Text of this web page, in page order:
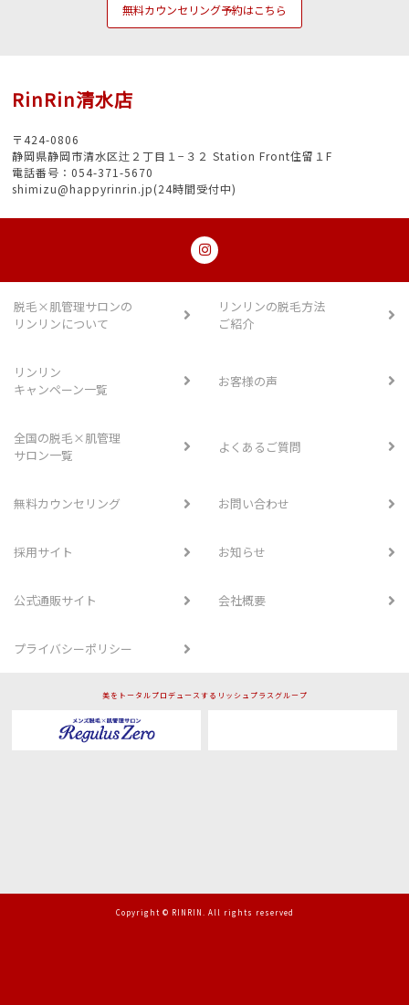
無料カウンセリング予約はこちら
RinRin清水店
〒424-0806
静岡県静岡市清水区辻２丁目１−３２ Station Front住留１F
電話番号：054-371-5670
shimizu@happyrinrin.jp(24時間受付中)
脱毛×肌管理サロンの
リンリンについて
リンリンの脱毛方法
ご紹介
リンリン
キャンペーン一覧
お客様の声
全国の脱毛×肌管理
サロン一覧
よくあるご質問
無料カウンセリング お問い合わせ
採用サイト お知らせ
公式通販サイト 会社概要
プライバシーポリシー
美をトータルプロデュースするリッシュプラスグループ
Copyright © RINRIN. All rights reserved